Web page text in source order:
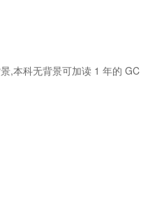
,本科无背景可加读 1 年的